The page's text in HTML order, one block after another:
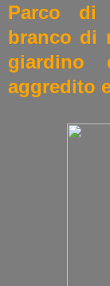
Parco di
branco di
aggredito